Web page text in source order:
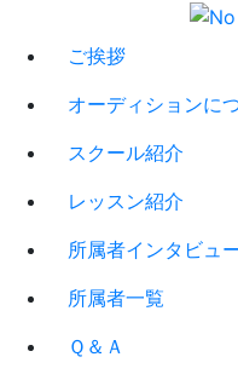
ご挨拶
オーディションに
スクール紹介
レッスン紹介
所属者インタビュ
所属者一覧
Ｑ＆Ａ